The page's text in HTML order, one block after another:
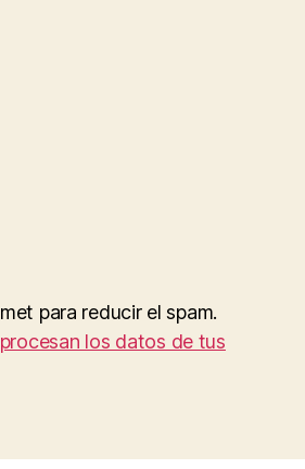
para reducir el spam.
los datos de tus